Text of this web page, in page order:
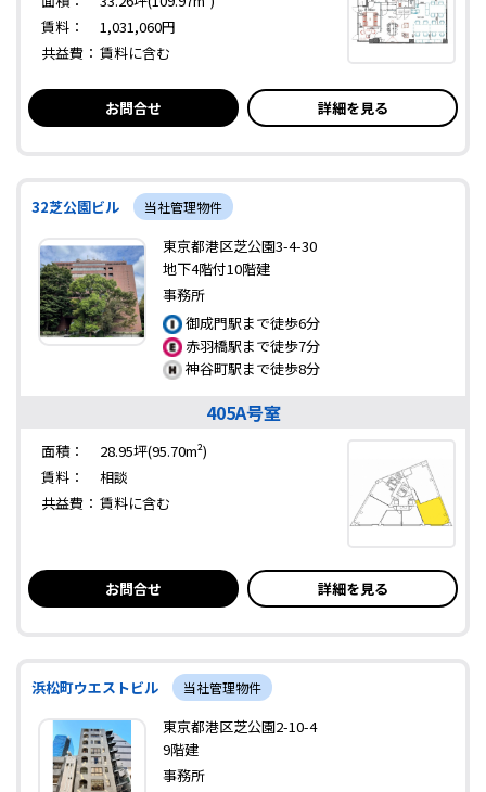
賃料：
1,031,060円
共益費： 賃料に含む
お問合せ 詳細を見る
32芝公園ビル 当社管理物件
東京都港区芝公園3-4-30
地下4階付10階建
事務所
御成門駅まで徒歩6分
赤羽橋駅まで徒歩7分
神谷町駅まで徒歩8分
405A号室
面積：
28.95坪(95.70m²)
賃料：
相談
共益費： 賃料に含む
お問合せ 詳細を見る
浜松町ウエストビル 当社管理物件
東京都港区芝公園2-10-4
9階建
事務所